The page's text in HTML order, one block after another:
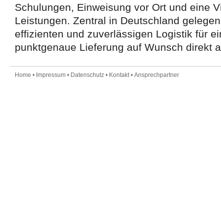
Schulungen, Einweisung vor Ort und eine
Leistungen. Zentral in Deutschland
effizienten und zuverlässigen Logistik für
punktgenaue Lieferung auf Wunsch direkt
Home • Impressum • Datenschutz • Kontakt• Ansprechpartner